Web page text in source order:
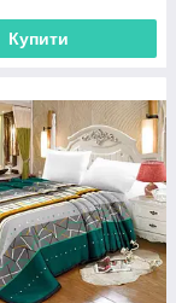
Купити